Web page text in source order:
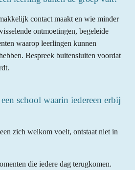
contact maakt en wie minder
ontmoetingen, begeleide
waarop leerlingen kunnen
Bespreek buitensluiten voordat
school waarin iedereen erbij
zich welkom voelt, ontstaat niet in
die iedere dag terugkomen.